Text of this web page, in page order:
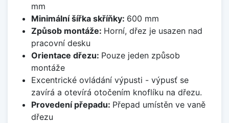
mm
Minimální šířka skříňky: 600 mm
Způsob montáže: Horní, dřez je usazen nad
pracovní desku
Orientace dřezu: Pouze jeden způsob
montáže
Excentrické ovládání výpusti - výpusť se
zavírá a otevírá otočením knoflíku na dřezu.
Provedení přepadu: Přepad umístěn ve vaně
dřezu